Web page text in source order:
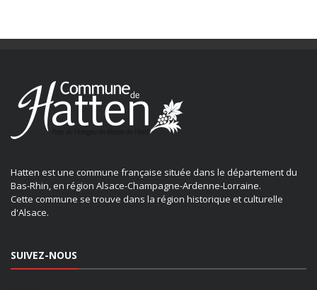
Hatten est une commune française située dans le département du
Bas-Rhin, en région Alsace-Champagne-Ardenne-Lorraine.
Cette commune se trouve dans la région historique et culturelle
d'Alsace.
SUIVEZ-NOUS